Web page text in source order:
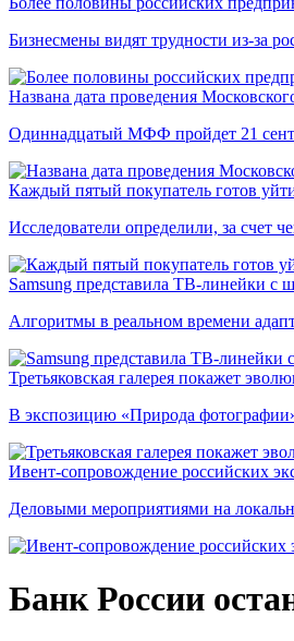
Бизнесмены видят трудности из-за
Названа дата проведения
Одиннадцатый МФФ пройдет 21
Каждый пятый покупатель готов
Исследователи определили, за счет
Samsung представила ТВ-линейки
Алгоритмы в реальном времени
Третьяковская галерея покажет
В экспозицию «Природа
Ивент-сопровождение российских
Деловыми мероприятиями на
Банк России